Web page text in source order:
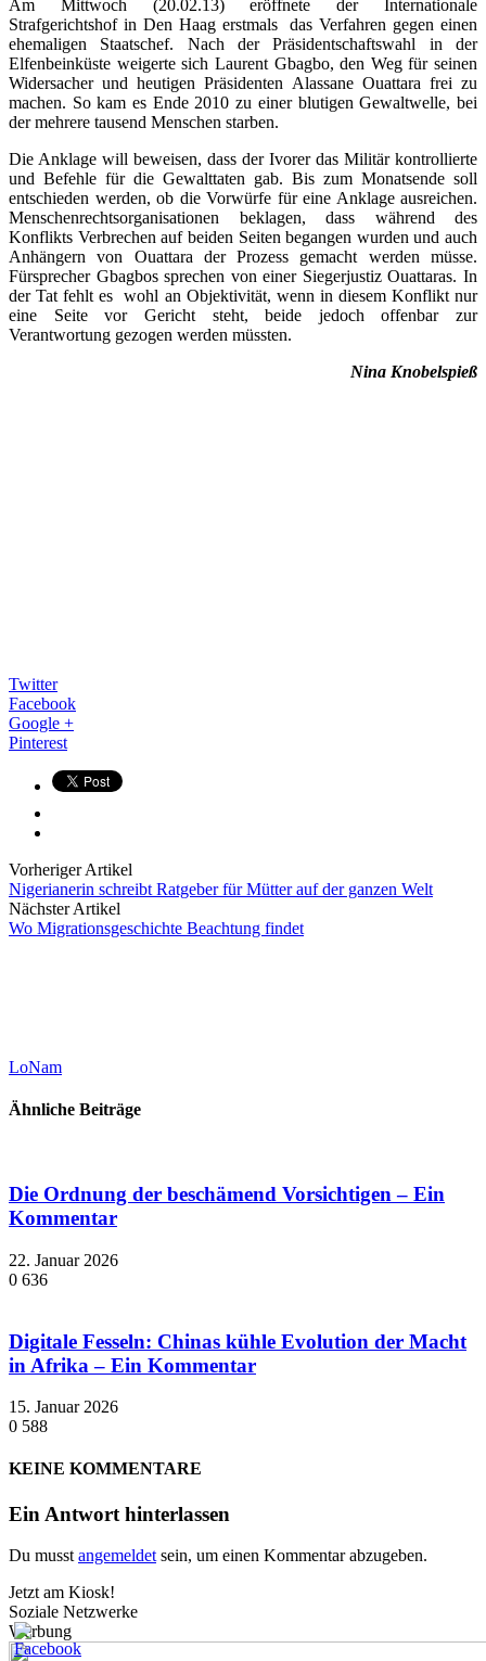
Am Mittwoch (20.02.13) eröffnete der Internationale
Strafgerichtshof in Den Haag erstmals das Verfahren gegen einen
ehemaligen Staatschef. Nach der Präsidentschaftswahl in der
Elfenbeinküste weigerte sich Laurent Gbagbo, den Weg für seinen
Widersacher und heutigen Präsidenten Alassane Ouattara frei zu
machen. So kam es Ende 2010 zu einer blutigen Gewaltwelle, bei
der mehrere tausend Menschen starben.
Die Anklage will beweisen, dass der Ivorer das Militär kontrollierte
und Befehle für die Gewalttaten gab. Bis zum Monatsende soll
entschieden werden, ob die Vorwürfe für eine Anklage ausreichen.
Menschenrechtsorganisationen beklagen, dass während des
Konflikts Verbrechen auf beiden Seiten begangen wurden und auch
Anhängern von Ouattara der Prozess gemacht werden müsse.
Fürsprecher Gbagbos sprechen von einer Siegerjustiz Ouattaras. In
der Tat fehlt es wohl an Objektivität, wenn in diesem Konflikt nur
eine Seite vor Gericht steht, beide jedoch offenbar zur
Verantwortung gezogen werden müssten.
Nina Knobelspieß
Twitter
Facebook
Google +
Pinterest
Vorheriger Artikel
Nigerianerin schreibt Ratgeber für Mütter auf der ganzen Welt
Nächster Artikel
Wo Migrationsgeschichte Beachtung findet
LoNam
Ähnliche Beiträge
Die Ordnung der beschämend Vorsichtigen – Ein
Kommentar
22. Januar 2026
0 636
Digitale Fesseln: Chinas kühle Evolution der Macht
in Afrika – Ein Kommentar
15. Januar 2026
0 588
KEINE KOMMENTARE
Ein Antwort hinterlassen
Du musstangemeldetsein, um einen Kommentar abzugeben.
Jetzt am Kiosk!
Soziale Netzwerke
Werbung